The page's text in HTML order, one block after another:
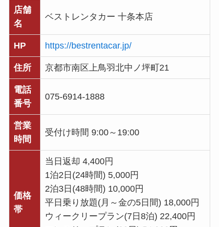
店舗
名
ベストレンタカー 十条本店
HP https://bestrentacar.jp/
住所 京都市南区上鳥羽北中ノ坪町21
電話
番号
075-6914-1888
営業
時間
受付け時間 9:00～19:00
価格
帯
当日返却 4,400円
1泊2日(24時間) 5,000円
2泊3日(48時間) 10,000円
平日乗り放題(月～金の5日間) 18,000円
ウィークリープラン(7日8泊) 22,400円